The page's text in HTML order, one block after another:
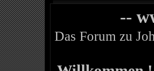
--
Das Forum zu